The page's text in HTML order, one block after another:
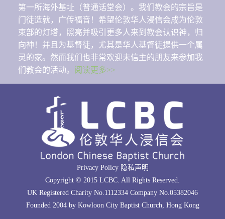
第一所海外基址（普通话堂会）。我们教会的宗旨是
门徒造就，广传福音！希望伦敦华人浸信会成为伦敦
束部的灯塔，照亮并吸引更多人来到教会认识神，归
向神！并且为基督徒，尤其是华人基督徒提供一个属
灵的家。然而我们也非常欢迎未信主的朋友来参加我
们教会的活动。 阅读更多>>
Privacy Policy 隐私声明
Copyright © 2015 LCBC. All Rights Reserved.
UK Registered Charity No.1112334 Company No.05382046
Founded 2004 by Kowloon City Baptist Church, Hong Kong